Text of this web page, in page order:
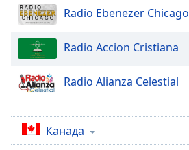
subtitles
settings
opens
subtitles
dialog
off,
selected
Radio Ebenezer Chicago
Radio Accion Cristiana
Radio Alianza Celestial
Канада